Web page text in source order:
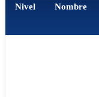
Nivel Nombre